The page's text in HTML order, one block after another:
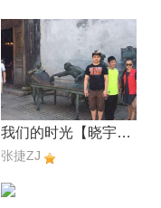
我们的时光【晓宇H】
张捷ZJ